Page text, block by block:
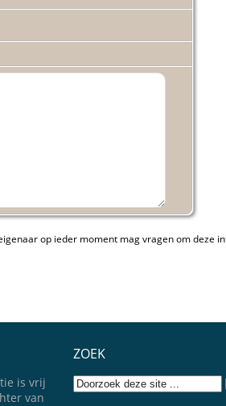
op ieder moment mag vragen om deze
is vrij
van
ZOEK